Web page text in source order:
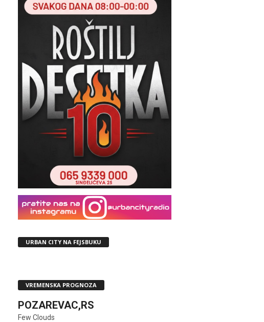
URBAN CITY NA FEJSBUKU
VREMENSKA PROGNOZA
POZAREVAC,RS
Few Clouds